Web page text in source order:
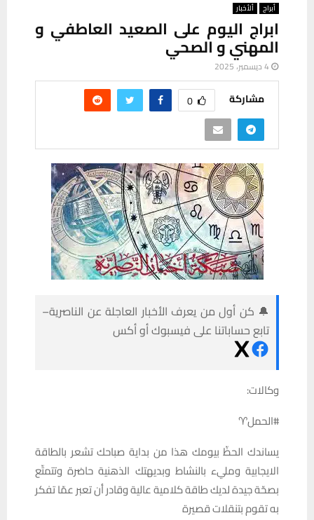
أبراج ألأخبار
ابراج اليوم على الصعيد العاطفي و
المهني و الصحي
4 ديسمبر، 2025
مشاركة 0
🔔 كن أول من يعرف الأخبار العاجلة عن الناصرية–
تابع حساباتنا على فيسبوك أو أكس
وكالات:
#الحمل♈️
يساندك الحظّ بيومك هذا من بداية صباحك تشعر بالطاقة
الايجابية ومليء بالنشاط وبديهتك الذهنية حاضرة وتتمتّع
بصحّة جيدة لديك طاقة كلامية عالية وقادر أن تعبر عمّا تفكر
به تقوم بتنقلات قصيرة